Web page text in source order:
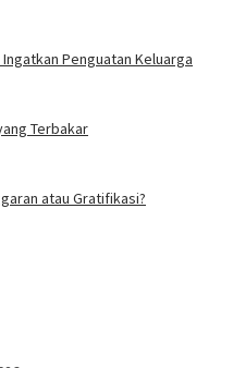
Penguatan Keluarga
Terbakar
atau Gratifikasi?